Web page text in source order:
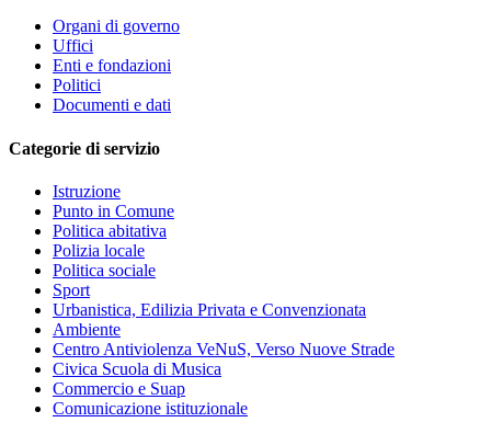
Organi di governo
Uffici
Enti e fondazioni
Politici
Documenti e dati
Categorie di servizio
Istruzione
Punto in Comune
Politica abitativa
Polizia locale
Politica sociale
Sport
Urbanistica, Edilizia Privata e Convenzionata
Ambiente
Centro Antiviolenza VeNuS, Verso Nuove Strade
Civica Scuola di Musica
Commercio e Suap
Comunicazione istituzionale